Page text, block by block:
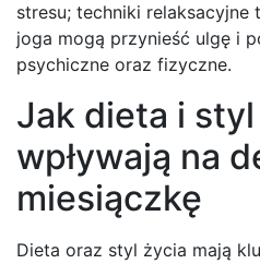
stresu; techniki
joga mogą przynieść ulgę i
psychiczne oraz fizyczne.
Jak dieta i
wpływają na
miesiączkę
Dieta oraz styl życia mają